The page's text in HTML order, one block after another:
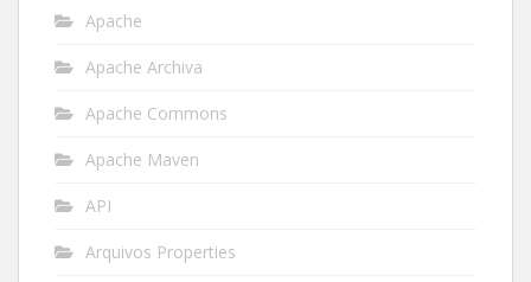
Apache
Apache Archiva
Apache Commons
Apache Maven
API
Arquivos Properties